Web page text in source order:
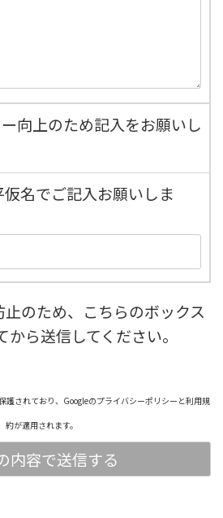
向上のため記入をお願いし
名でご記入お願いしま
のため、こちらのボックス
ら送信してください。
護されており、Googleのプライバシーポリシーと利用規
約が適用されます。